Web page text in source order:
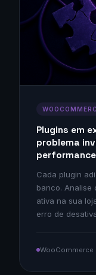
Plugins em
problema
Cada plugin
banco. Analise
ativa na sua
erro de
WooCommerce